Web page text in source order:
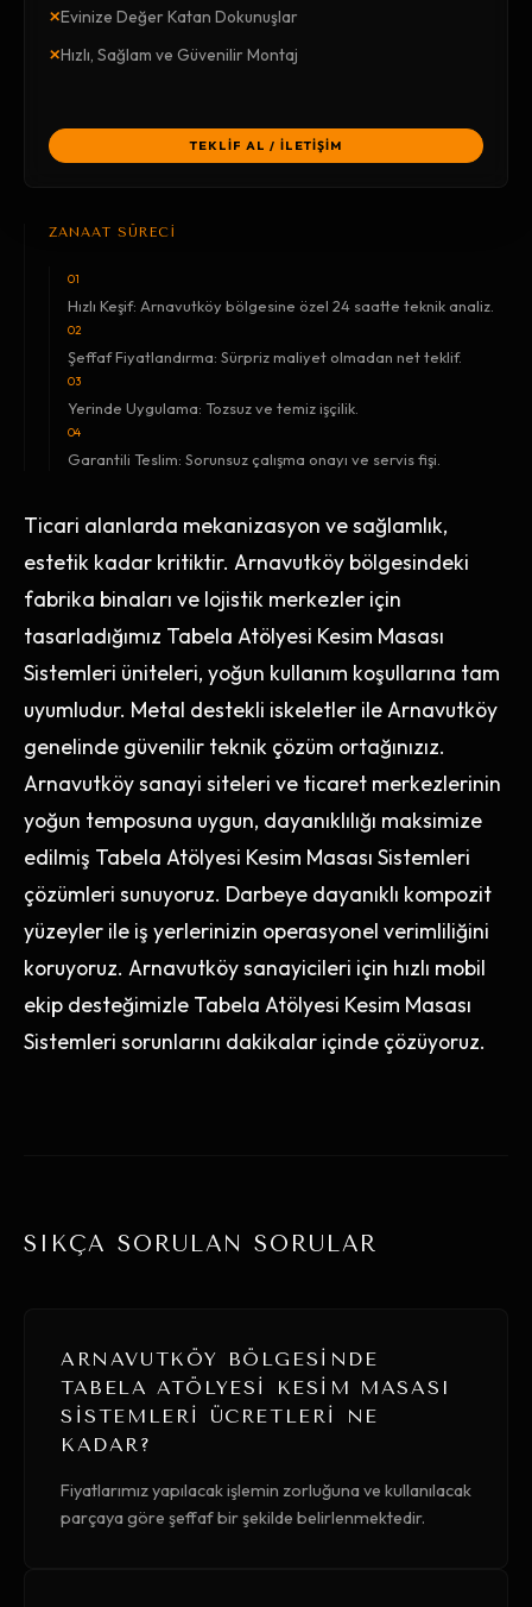
×Evinize Değer Katan Dokunuşlar
×Hızlı, Sağlam ve Güvenilir Montaj
TEKLİF AL / İLETİŞİM
ZANAAT SÜRECİ
01
Hızlı Keşif: Arnavutköy bölgesine özel 24 saatte teknik analiz.
02
Şeffaf Fiyatlandırma: Sürpriz maliyet olmadan net teklif.
03
Yerinde Uygulama: Tozsuz ve temiz işçilik.
04
Garantili Teslim: Sorunsuz çalışma onayı ve servis fişi.
Ticari alanlarda mekanizasyon ve sağlamlık,
estetik kadar kritiktir. Arnavutköy bölgesindeki
fabrika binaları ve lojistik merkezler için
tasarladığımız Tabela Atölyesi Kesim Masası
Sistemleri üniteleri, yoğun kullanım koşullarına tam
uyumludur. Metal destekli iskeletler ile Arnavutköy
genelinde güvenilir teknik çözüm ortağınızız.
Arnavutköy sanayi siteleri ve ticaret merkezlerinin
yoğun temposuna uygun, dayanıklılığı maksimize
edilmiş Tabela Atölyesi Kesim Masası Sistemleri
çözümleri sunuyoruz. Darbeye dayanıklı kompozit
yüzeyler ile iş yerlerinizin operasyonel verimliliğini
koruyoruz. Arnavutköy sanayicileri için hızlı mobil
ekip desteğimizle Tabela Atölyesi Kesim Masası
Sistemleri sorunlarını dakikalar içinde çözüyoruz.
SIKÇA SORULAN SORULAR
ARNAVUTKÖY BÖLGESINDE
TABELA ATÖLYESI KESIM MASASI
SISTEMLERI ÜCRETLERI NE
KADAR?
Fiyatlarımız yapılacak işlemin zorluğuna ve kullanılacak
parçaya göre şeffaf bir şekilde belirlenmektedir.